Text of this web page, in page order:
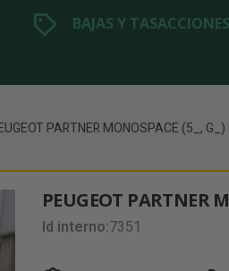
BAJAS Y TASACCIONES
PARTNER MONOSPACE (5_, G_)
PEUGEOT PARTNER
Id interno:7351